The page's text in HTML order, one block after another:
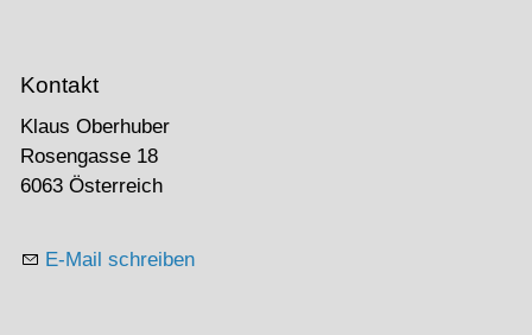
Kontakt
Klaus Oberhuber
Rosengasse 18
6063 Österreich
E-Mail schreiben